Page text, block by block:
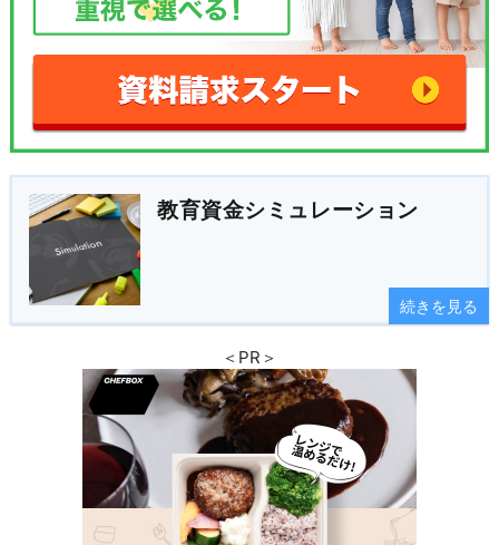
教育資金シミュレーション
続きを見る
＜PR＞